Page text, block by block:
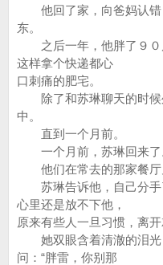
他回了家，向爸妈认错
东。
之后一年，他胖了９０
这样拿个快递都心
口刺痛的肥宅。
除了和苏琳聊天的时候
中。
直到一个月前。
一个月前，苏琳回来了
他们在常去的那家餐厅
苏琳告诉他，自己分手
心里还是放不下他，
原来有些人一旦习惯，离
她双眼含着清澈的泪光
问：“胖雷，你别那